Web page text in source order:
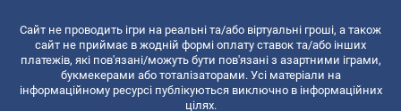
Сайт не проводить ігри на реальні та/або віртуальні гроші, а також
сайт не приймає в жодній формі оплату ставок та/або інших
платежів, які пов'язані/можуть бути пов'язані з азартними іграми,
букмекерами або тоталізаторами. Усі матеріали на
інформаційному ресурсі публікуються виключно в інформаційних
цілях.